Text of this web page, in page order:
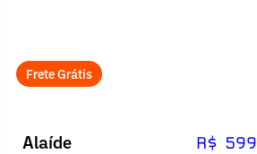
Frete Grátis
Alaíde R$ 599